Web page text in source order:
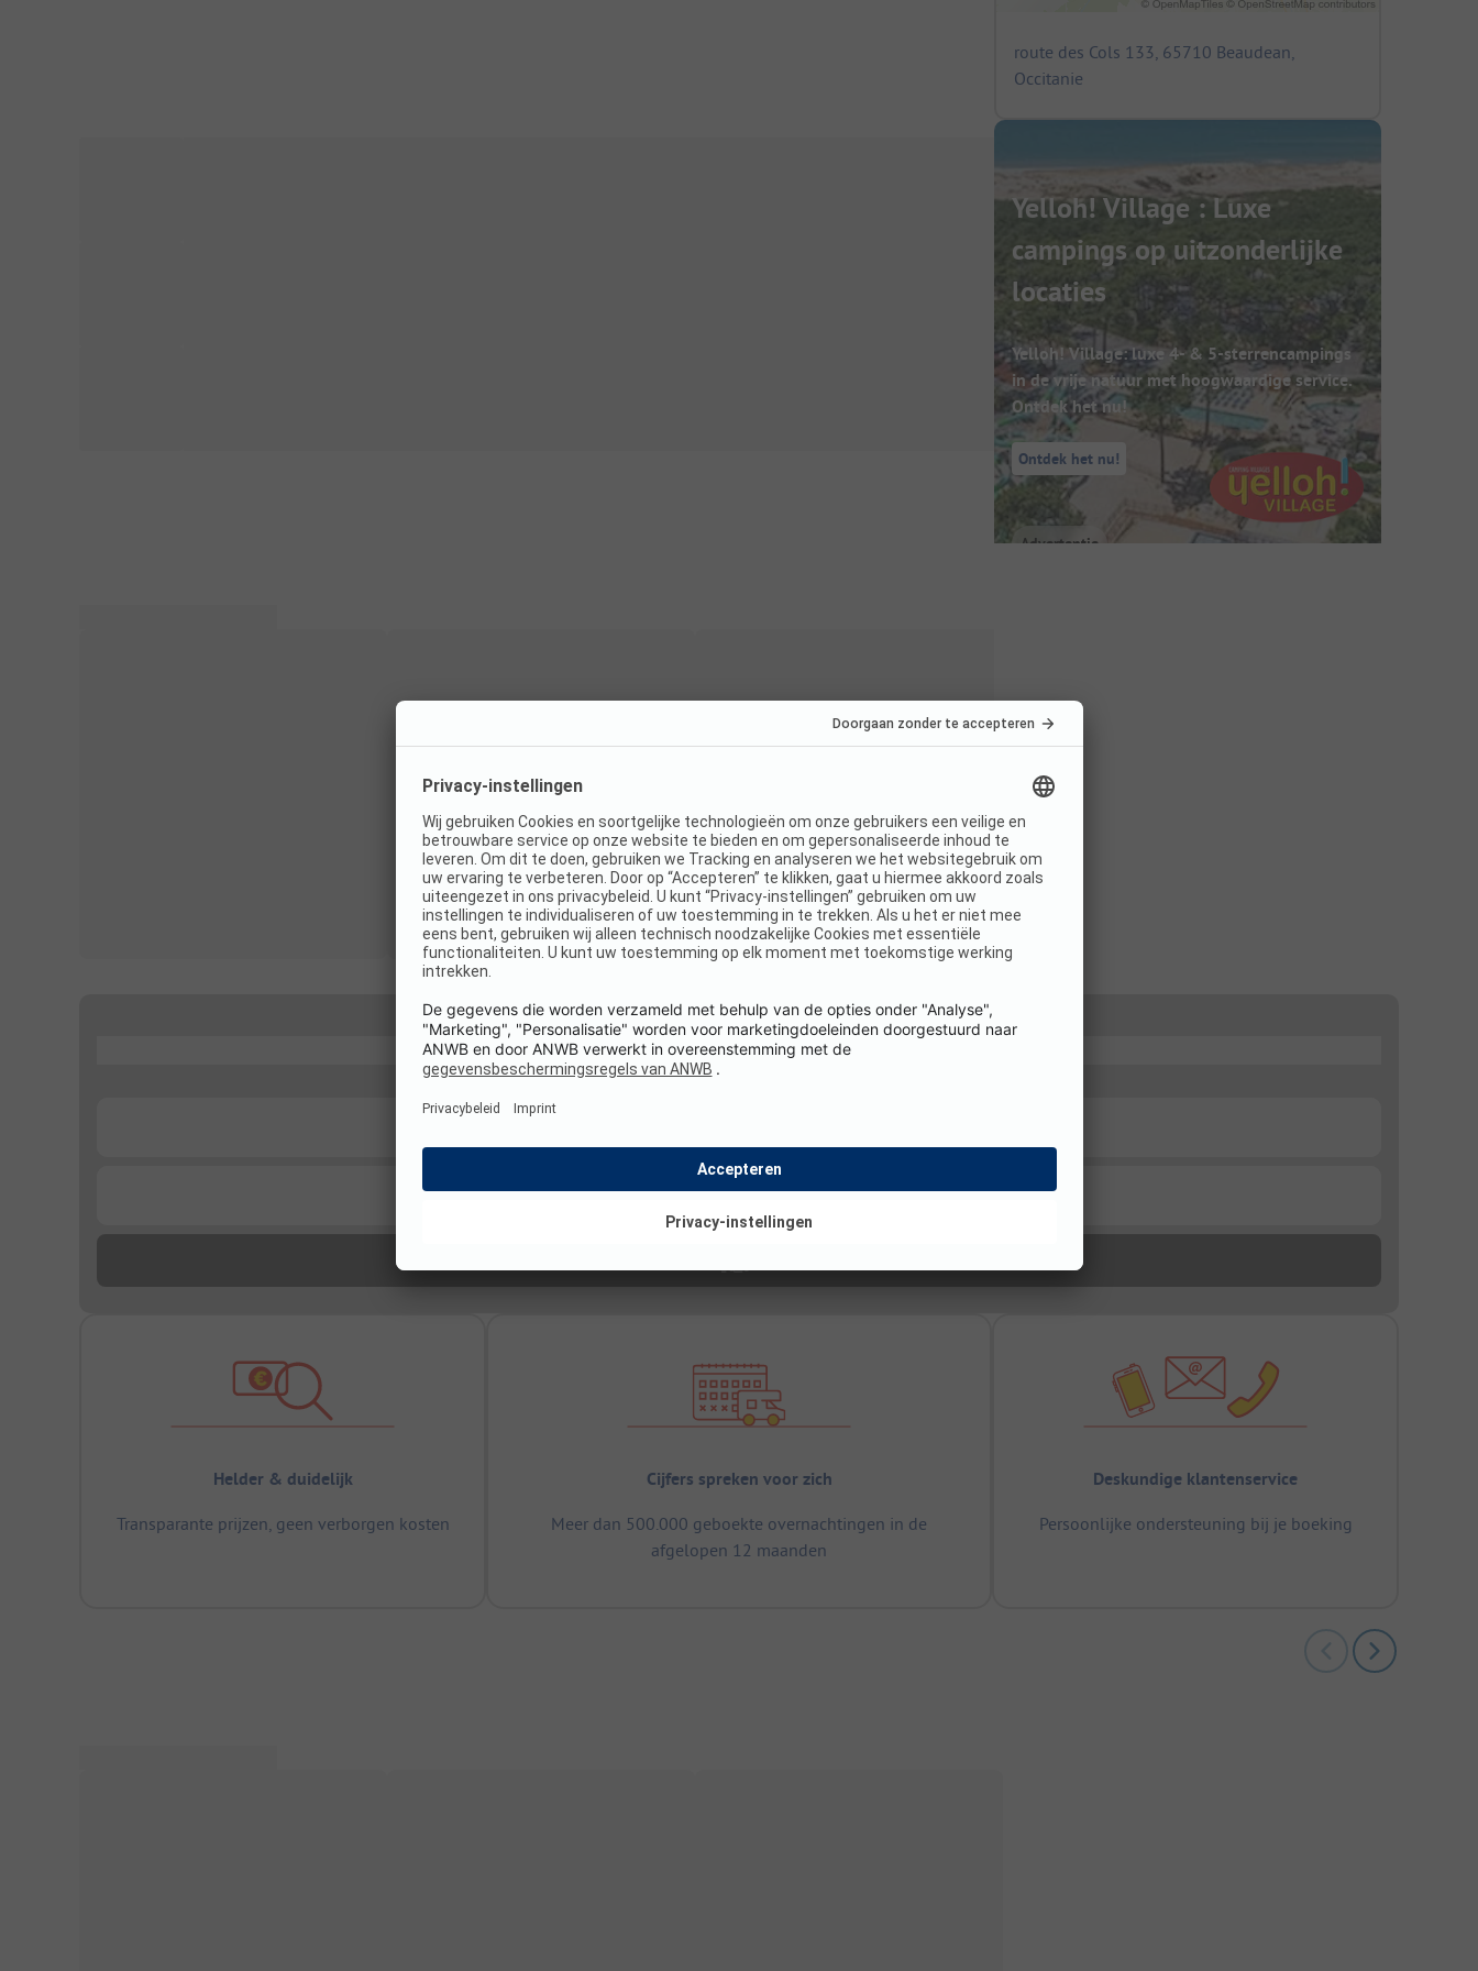
route des Cols 133, 65710 Beaudean,
Occitanie
Yelloh! Village : Luxe
campings op uitzonderlijke
locaties
Yelloh! Village: luxe 4- & 5-sterrencampings
in de vrije natuur met hoogwaardige service.
Ontdek het nu!
Ontdek het nu!
Helder & duidelijk
Transparante prijzen, geen verborgen kosten
Cijfers spreken voor zich
Meer dan 500.000 geboekte overnachtingen in de
afgelopen 12 maanden
Deskundige klantenservice
Persoonlijke ondersteuning bij je boeking